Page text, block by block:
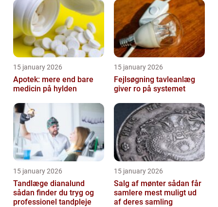
15 january 2026
Apotek: mere end bare
medicin på hylden
15 january 2026
Fejlsøgning tavleanlæg
giver ro på systemet
15 january 2026
Tandlæge dianalund
sådan finder du tryg og
professionel tandpleje
15 january 2026
Salg af mønter sådan får
samlere mest muligt ud
af deres samling